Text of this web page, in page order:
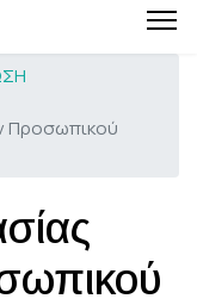
Προσωπικού